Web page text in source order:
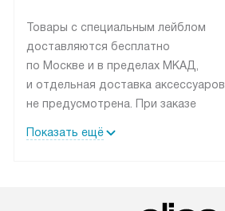
Товары с специальным лейблом
доставляются бесплатно
по Москве и в пределах МКАД,
и отдельная доставка аксессуаров
не предусмотрена. При заказе
рекомендуем обсудить
Показать ещё